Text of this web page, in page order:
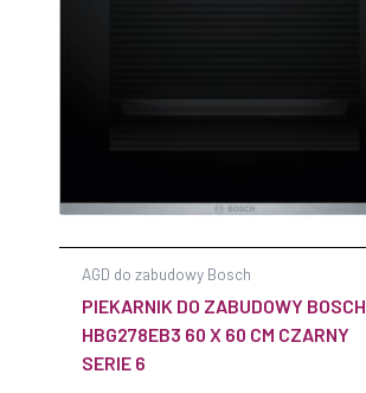
AGD do zabudowy Bosch
PIEKARNIK DO ZABUDOWY BOSCH
HBG278EB3 60 X 60 CM CZARNY
SERIE 6